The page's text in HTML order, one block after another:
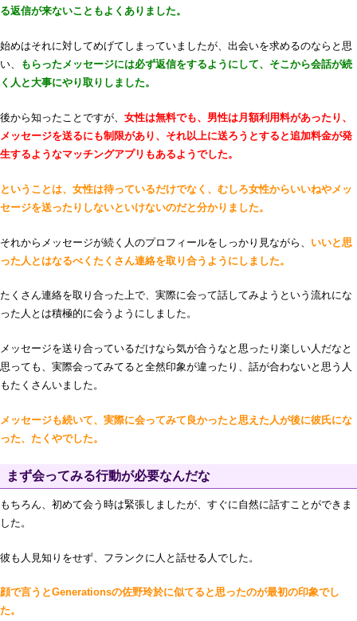
る返信が来ないこともよくありました。
始めはそれに対してめげてしまっていましたが、出会いを求めるのならと思
い、
もらったメッセージには必ず返信をするようにして、そこから会話が続
く人と大事にやり取りしました。
後から知ったことですが、 女性は無料でも、男性は月額利用料があったり、
メッセージを送るにも制限があり、それ以上に送ろうとすると追加料金が発
生するようなマッチングアプリもあるようでした。
ということは、女性は待っているだけでなく、むしろ女性からいいねやメッ
セージを送ったりしないといけないのだと分かりました。
それからメッセージが続く人のプロフィールをしっかり見ながら、 いいと思
った人とはなるべくたくさん連絡を取り合うようにしました。
たくさん連絡を取り合った上で、実際に会って話してみようという流れにな
った人とは積極的に会うようにしました。
メッセージを送り合っているだけなら気が合うなと思ったり楽しい人だなと
思っても、実際会ってみてると全然印象が違ったり、話が合わないと思う人
もたくさんいました。
メッセージも続いて、実際に会ってみて良かったと思えた人が後に彼氏にな
った、たくやでした。
まず会ってみる行動が必要なんだな
もちろん、初めて会う時は緊張しましたが、すぐに自然に話すことができま
した。
彼も人見知りをせず、フランクに人と話せる人でした。
顔で言うとGenerationsの佐野玲於に似てると思ったのが最初の印象でし
た。